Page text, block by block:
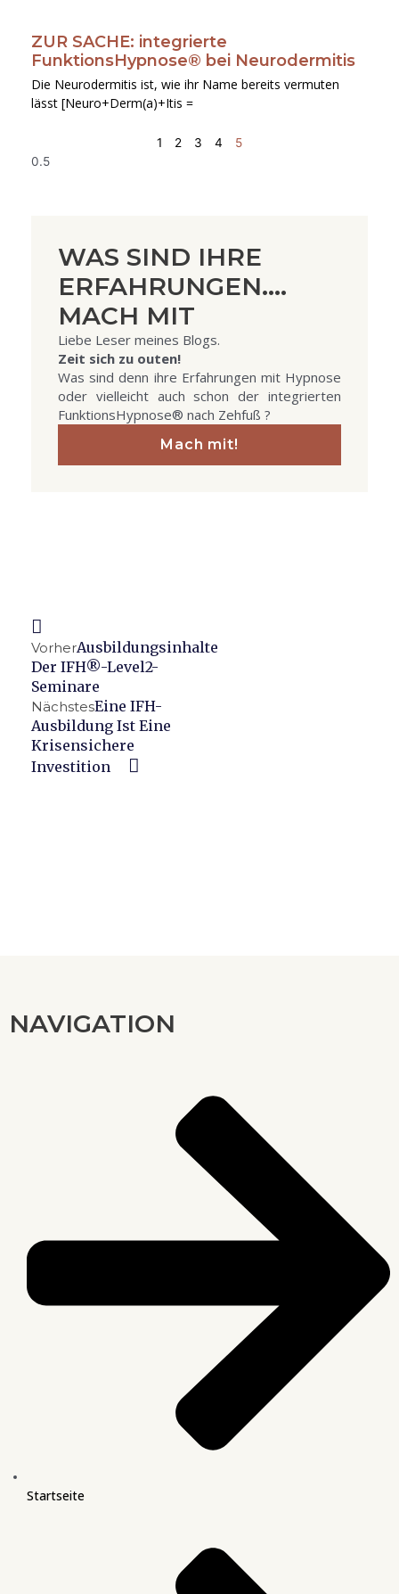
ZUR SACHE: integrierte
FunktionsHypnose® bei Neurodermitis
Die Neurodermitis ist, wie ihr Name bereits vermuten
lässt [Neuro+Derm(a)+Itis =
1 2 3 4 5
WAS SIND IHRE
ERFAHRUNGEN....
MACH MIT
Liebe Leser meines Blogs.
Zeit sich zu outen!
Was sind denn ihre Erfahrungen mit Hypnose
oder vielleicht auch schon der integrierten
FunktionsHypnose® nach Zehfuß ?
Mach mit!
VorherAusbildungsinhalte
Der IFH®-Level2-
Seminare
NächstesEine IFH-
Ausbildung Ist Eine
Krisensichere
Investition
NAVIGATION
Startseite